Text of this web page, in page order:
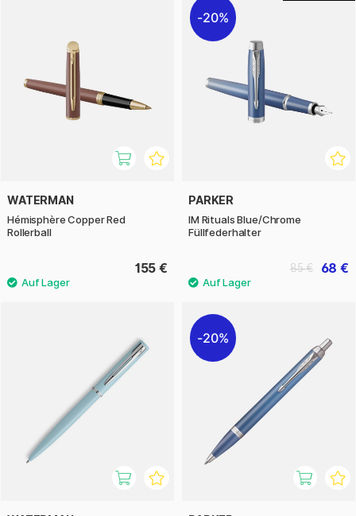
WATERMAN
Hémisphère Copper Red
Rollerball
155 €
20%
PARKER
IM Rituals Blue/Chrome
Füllfederhalter
68 €
85 €
20%